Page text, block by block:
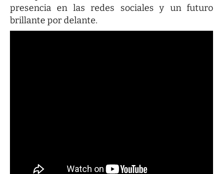
presencia en las redes sociales y un futuro
brillante por delante.